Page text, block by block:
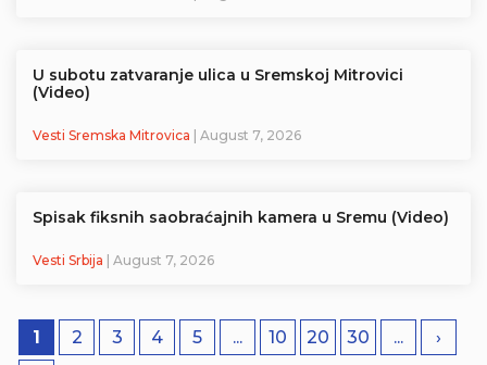
U subotu zatvaranje ulica u Sremskoj Mitrovici
(Video)
Vesti Sremska Mitrovica | August 7, 2026
Spisak fiksnih saobraćajnih kamera u Sremu (Video)
Vesti Srbija | August 7, 2026
1 2 3 4 5 ... 10 20 30 ...
›